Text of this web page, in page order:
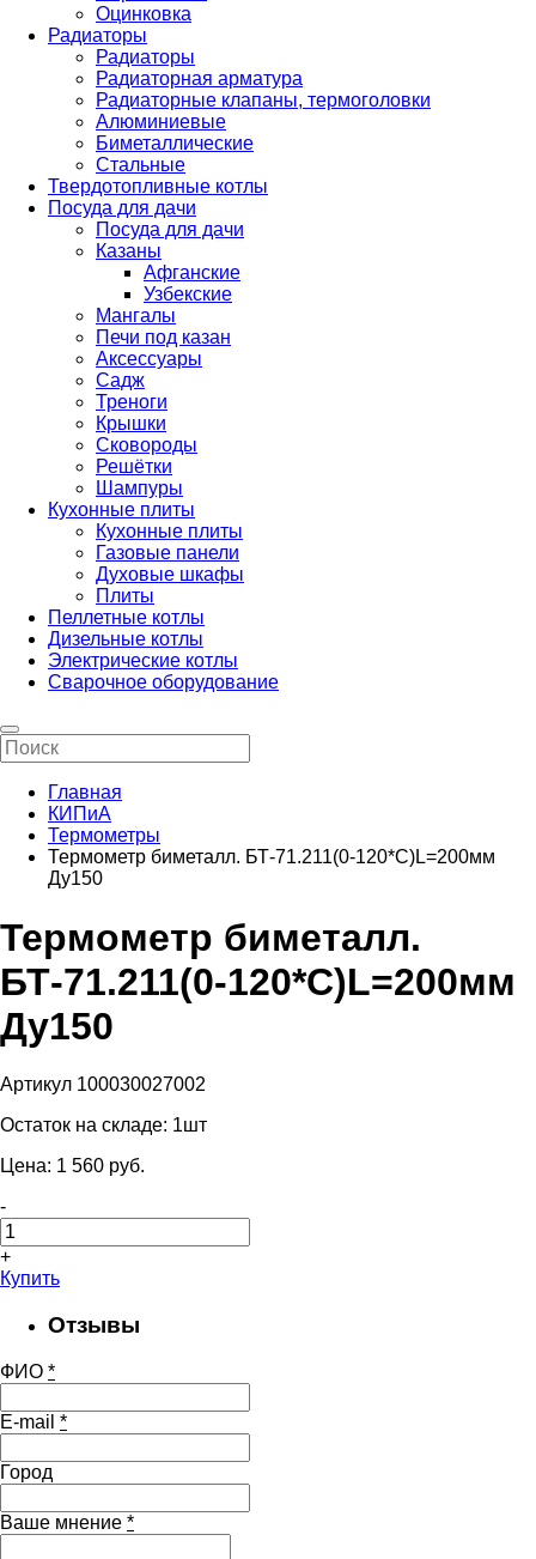
Оцинковка
Радиаторы
Радиаторы
Радиаторная арматура
Радиаторные клапаны, термоголовки
Алюминиевые
Биметаллические
Стальные
Твердотопливные котлы
Посуда для дачи
Посуда для дачи
Казаны
Афганские
Узбекские
Мангалы
Печи под казан
Аксессуары
Садж
Треноги
Крышки
Сковороды
Решётки
Шампуры
Кухонные плиты
Кухонные плиты
Газовые панели
Духовые шкафы
Плиты
Пеллетные котлы
Дизельные котлы
Электрические котлы
Сварочное оборудование
Главная
КИПиА
Термометры
Термометр биметалл. БТ-71.211(0-120*C)L=200мм
Ду150
Термометр биметалл.
БТ-71.211(0-120*C)L=200мм
Ду150
Артикул 100030027002
Остаток на складе: 1шт
Цена: 1 560 pуб.
-
+
Купить
Отзывы
ФИО *
E-mail *
Город
Ваше мнение *